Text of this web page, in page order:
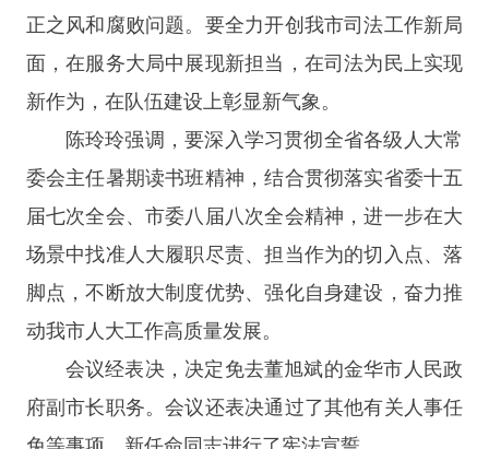
正之风和腐败问题。要全力开创我市司法工作新局
面，在服务大局中展现新担当，在司法为民上实现
新作为，在队伍建设上彰显新气象。
陈玲玲强调，要深入学习贯彻全省各级人大常
委会主任暑期读书班精神，结合贯彻落实省委十五
届七次全会、市委八届八次全会精神，进一步在大
场景中找准人大履职尽责、担当作为的切入点、落
脚点，不断放大制度优势、强化自身建设，奋力推
动我市人大工作高质量发展。
会议经表决，决定免去董旭斌的金华市人民政
府副市长职务。会议还表决通过了其他有关人事任